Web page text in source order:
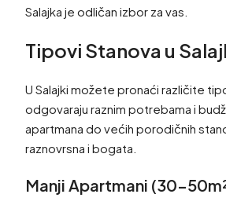
Salajka je odličan izbor za vas.
Tipovi Stanova u
U Salajki možete pronaći različite
odgovaraju raznim potrebama i
apartmana do većih porodičnih
raznovrsna i bogata.
Manji Apartmani (30-